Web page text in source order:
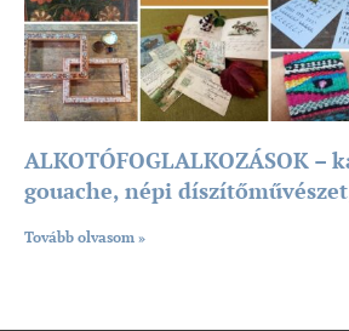
ALKOTÓFOGLALKOZÁSOK –
gouache, népi
Tovább olvasom »